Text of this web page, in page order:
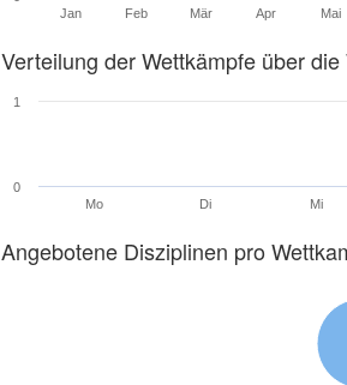
Jan Feb Mär Apr Mai
Verteilung der Wettkämpfe über die
Mo Di Mi
0
1
Angebotene Disziplinen pro